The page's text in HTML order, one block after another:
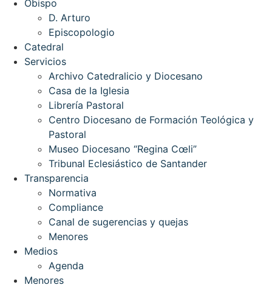
Obispo
D. Arturo
Episcopologio
Catedral
Servicios
Archivo Catedralicio y Diocesano
Casa de la Iglesia
Librería Pastoral
Centro Diocesano de Formación Teológica y
Pastoral
Museo Diocesano “Regina Cœli”
Tribunal Eclesiástico de Santander
Transparencia
Normativa
Compliance
Canal de sugerencias y quejas
Menores
Medios
Agenda
Menores